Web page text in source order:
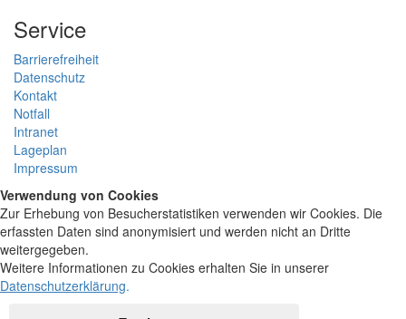
Service
Barrierefreiheit
Datenschutz
Kontakt
Notfall
Intranet
Lageplan
Impressum
Verwendung von Cookies
Zur Erhebung von Besucherstatistiken verwenden wir Cookies. Die
erfassten Daten sind anonymisiert und werden nicht an Dritte
weitergegeben.
Weitere Informationen zu Cookies erhalten Sie in unserer
Datenschutzerklärung.